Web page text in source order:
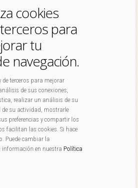
cookies
para
tu
navegación.
terceros para mejorar
de sus conexiones,
realizar un análisis de su
de su actividad, mostrarle
preferencias y compartir los
facilitan las cookies. Si hace
Puede cambiar la
en nuestra Política